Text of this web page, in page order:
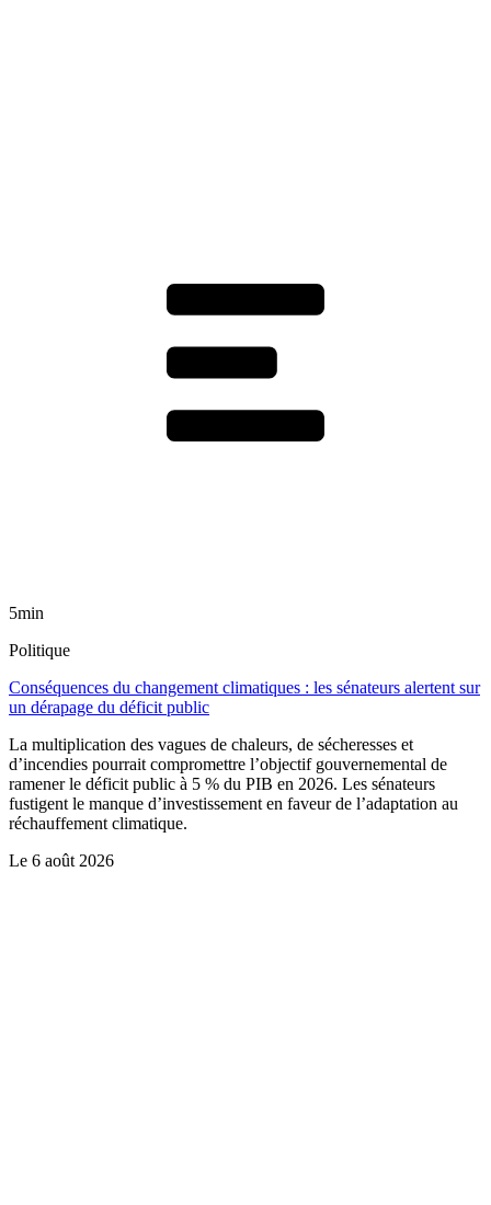
5min
Politique
Conséquences du changement climatiques : les sénateurs alertent sur
un dérapage du déficit public
La multiplication des vagues de chaleurs, de sécheresses et
d’incendies pourrait compromettre l’objectif gouvernemental de
ramener le déficit public à 5 % du PIB en 2026. Les sénateurs
fustigent le manque d’investissement en faveur de l’adaptation au
réchauffement climatique.
Le 6 août 2026